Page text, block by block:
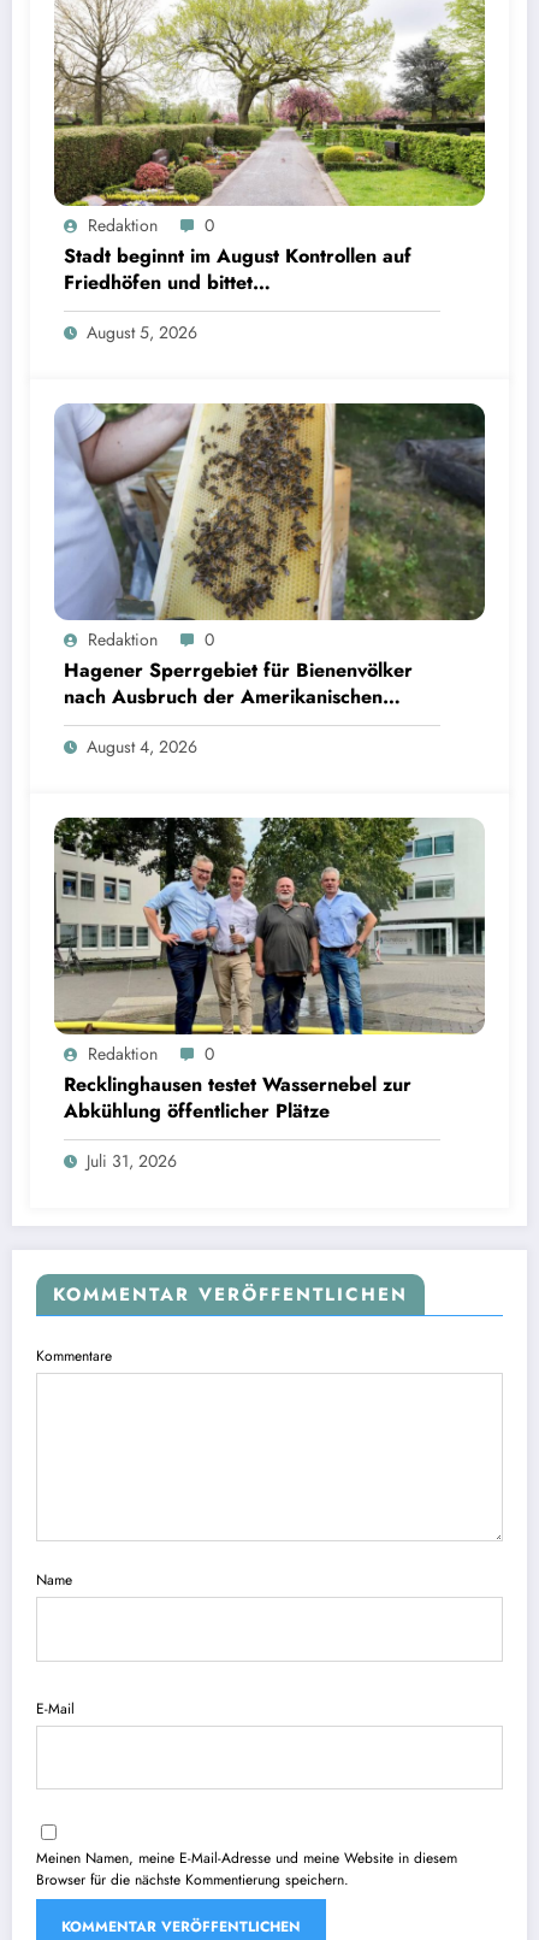
Redaktion 0
Stadt beginnt im August Kontrollen auf
Friedhöfen und bittet
Grabverantwortliche um Pflegeeinsatz
August 5, 2026
Redaktion 0
Hagener Sperrgebiet für Bienenvölker
nach Ausbruch der Amerikanischen
Faulbrut aufgehoben
August 4, 2026
Redaktion 0
Recklinghausen testet Wassernebel zur
Abkühlung öffentlicher Plätze
Juli 31, 2026
KOMMENTAR VERÖFFENTLICHEN
Kommentare
Name
E-Mail
Meinen Namen, meine E-Mail-Adresse und meine Website in diesem
Browser für die nächste Kommentierung speichern.